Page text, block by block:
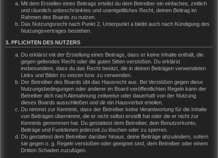
Mit dem Erstellen eines Beitrags erteilst du dem Betreiber ein einfaches, zeitlich
und räumlich unbeschränktes und unentgeltliches Recht, deinen Beitrag im
Rahmen des Boards zu nutzen.
Das Nutzungsrecht nach Punkt 2, Unterpunkt a bleibt auch nach Kündigung des
Nutzungsvertrages bestehen.
3. PFLICHTEN DES NUTZERS
Du erklärst mit der Erstellung eines Beitrags, dass er keine Inhalte enthält, die
gegen geltendes Recht oder die guten Sitten verstoßen. Du erklärst
insbesondere, dass du das Recht besitzt, die in deinen Beiträgen verwendeten
Links und Bilder zu setzen bzw. zu verwenden.
Der Betreiber des Boards übt das Hausrecht aus. Bei Verstößen gegen diese
Nutzungsbedingungen oder anderer im Board veröffentlichten Regeln kann der
Betreiber dich nach Abmahnung zeitweise oder dauerhaft von der Nutzung
dieses Boards ausschließen und dir ein Hausverbot erteilen.
Du nimmst zur Kenntnis, dass der Betreiber keine Verantwortung für die Inhalte
von Beiträgen übernimmt, die er nicht selbst erstellt hat oder die er nicht zur
Kenntnis genommen hat. Du gestattest dem Betreiber, dein Benutzerkonto,
Beiträge und Funktionen jederzeit zu löschen oder zu sperren.
Du gestattest dem Betreiber darüber hinaus, deine Beiträge abzuändern, sofern
sie gegen o. g. Regeln verstoßen oder geeignet sind, dem Betreiber oder einem
Dritten Schaden zuzufügen.